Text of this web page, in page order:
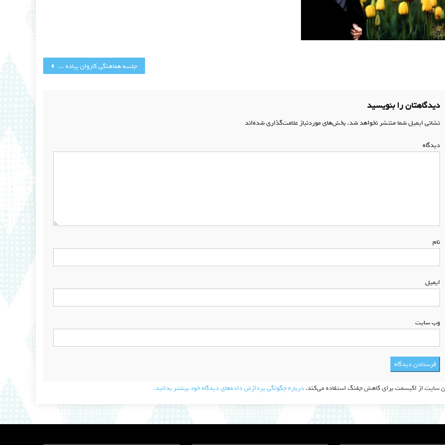
جلسه هماهنگی کاروان پیاده روی مرقد مطهر امام خمینی (ره)
دیدگاهتان را بنویسید
نشانی ایمیل شما منتشر نخواهد شد.بخش‌های موردنیاز علامت‌گذاری شده‌اند
دیدگاه
نام
ایمیل
وب‌ سایت
سایت از اکیسمت برای کاهش جفنگ استفاده می‌کند.درباره چگونگی پردازش داده‌های دیدگاه خود بیشتر بدانید.